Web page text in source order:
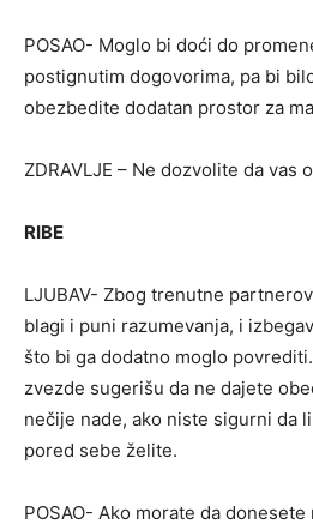
POSAO- Moglo bi doći do
postignutim dogovorima, pa bi
obezbedite dodatan prostor za
ZDRAVLJE – Ne dozvolite da vas
RIBE
LJUBAV- Zbog trenutne
blagi i puni razumevanja, i
što bi ga dodatno moglo
zvezde sugerišu da ne dajete
nečije nade, ako niste sigurni da
pored sebe želite.
POSAO- Ako morate da